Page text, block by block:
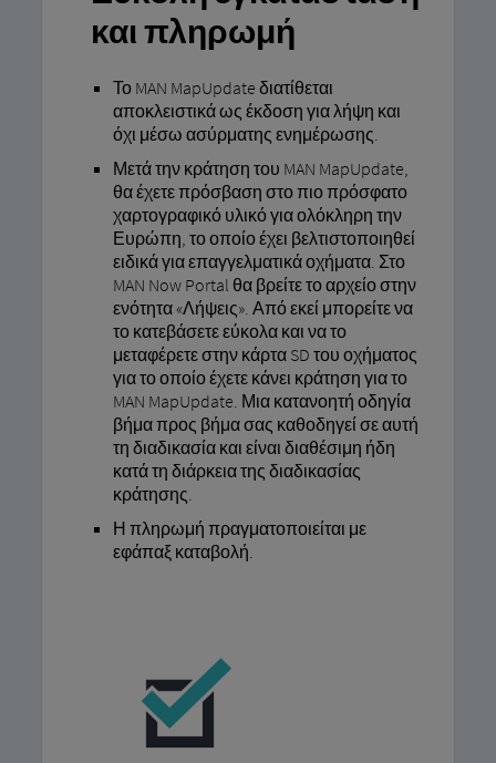
και πληρωμή
Το MAN MapUpdate διατίθεται
αποκλειστικά ως έκδοση για λήψη και
όχι μέσω ασύρματης ενημέρωσης.
Μετά την κράτηση του MAN MapUpdate,
θα έχετε πρόσβαση στο πιο πρόσφατο
χαρτογραφικό υλικό για ολόκληρη την
Ευρώπη, το οποίο έχει βελτιστοποιηθεί
ειδικά για επαγγελματικά οχήματα. Στο
MAN Now Portal θα βρείτε το αρχείο στην
ενότητα «Λήψεις». Από εκεί μπορείτε να
το κατεβάσετε εύκολα και να το
μεταφέρετε στην κάρτα SD του οχήματος
για το οποίο έχετε κάνει κράτηση για το
MAN MapUpdate. Μια κατανοητή οδηγία
βήμα προς βήμα σας καθοδηγεί σε αυτή
τη διαδικασία και είναι διαθέσιμη ήδη
κατά τη διάρκεια της διαδικασίας
κράτησης.
Η πληρωμή πραγματοποιείται με
εφάπαξ καταβολή.